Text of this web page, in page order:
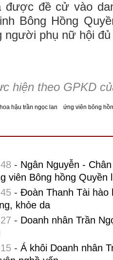
được đề cử vào
Bông Hồng
người phụ nữ hội
hiện theo GPKD
hoa hậu trần ngọc lan ứng viên bông
- Ngân Nguyễn -
viên Bông hồng Quyền
- Đoàn Thanh Tài
khỏe da
- Doanh nhân Trần
- Á khôi Doanh nhân